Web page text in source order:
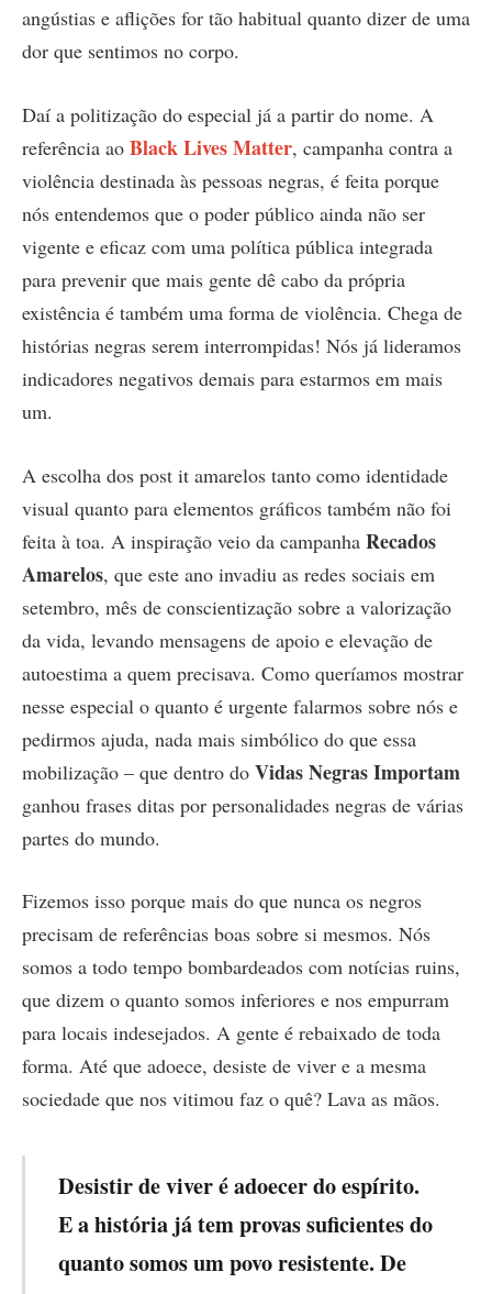
angústias e aflições for tão habitual quanto dizer de uma
dor que sentimos no corpo.
Daí a politização do especial já a partir do nome. A
referência ao Black Lives Matter, campanha contra a
violência destinada às pessoas negras, é feita porque
nós entendemos que o poder público ainda não ser
vigente e eficaz com uma política pública integrada
para prevenir que mais gente dê cabo da própria
existência é também uma forma de violência. Chega de
histórias negras serem interrompidas! Nós já lideramos
indicadores negativos demais para estarmos em mais
um.
A escolha dos post it amarelos tanto como identidade
visual quanto para elementos gráficos também não foi
feita à toa. A inspiração veio da campanha Recados
Amarelos, que este ano invadiu as redes sociais em
setembro, mês de conscientização sobre a valorização
da vida, levando mensagens de apoio e elevação de
autoestima a quem precisava. Como queríamos mostrar
nesse especial o quanto é urgente falarmos sobre nós e
pedirmos ajuda, nada mais simbólico do que essa
mobilização – que dentro do Vidas Negras Importam
ganhou frases ditas por personalidades negras de várias
partes do mundo.
Fizemos isso porque mais do que nunca os negros
precisam de referências boas sobre si mesmos. Nós
somos a todo tempo bombardeados com notícias ruins,
que dizem o quanto somos inferiores e nos empurram
para locais indesejados. A gente é rebaixado de toda
forma. Até que adoece, desiste de viver e a mesma
sociedade que nos vitimou faz o quê? Lava as mãos.
Desistir de viver é adoecer do espírito.
E a história já tem provas suficientes do
quanto somos um povo resistente. De